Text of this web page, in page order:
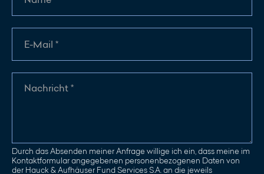
Durch das Absenden meiner Anfrage willige ich ein, dass meine im
Kontaktformular angegebenen personenbezogenen Daten von
der Hauck & Aufhäuser Fund Services S.A. an die jeweils